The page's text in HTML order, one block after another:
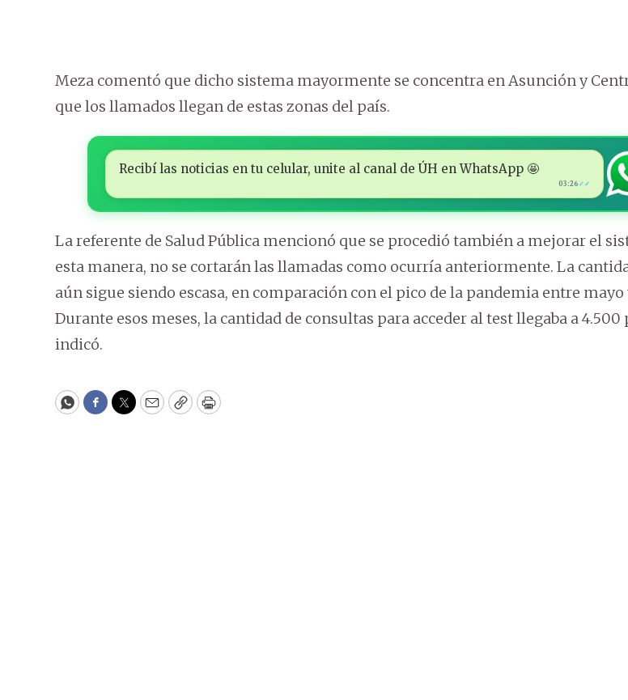
Meza comentó que dicho sistema mayormente se concentra en Asunción y
que los llamados llegan de estas zonas del país.
Recibí las noticias en tu celular, unite al canal de ÚH en WhatsApp 🤩
03:26 ✓✓
La referente de Salud Pública mencionó que se procedió también a mejorar el
esta manera, no se cortarán las llamadas como ocurría anteriormente. La
aún sigue siendo escasa, en comparación con el pico de la pandemia entre
Durante esos meses, la cantidad de consultas para acceder al test llegaba a 4.500
indicó.
WhatsApp
Facebook
Twitter
EmailCopyPrint